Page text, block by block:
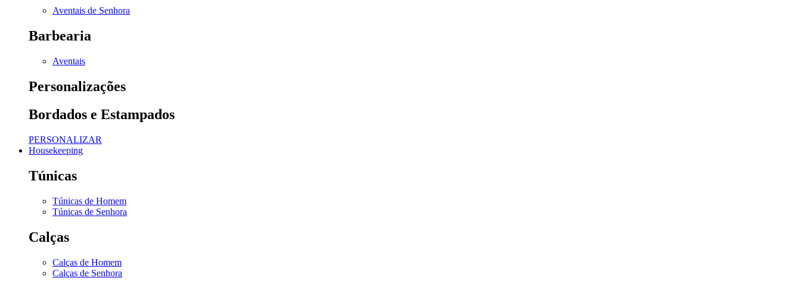
Aventais de Senhora
Barbearia
Aventais
Personalizações
Bordados e Estampados
PERSONALIZAR
Housekeeping
Túnicas
Túnicas de Homem
Túnicas de Senhora
Calças
Calças de Homem
Calças de Senhora